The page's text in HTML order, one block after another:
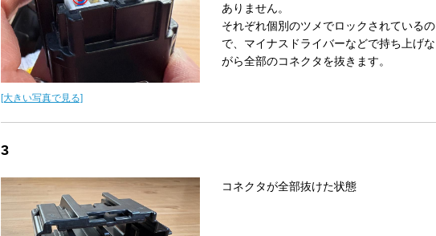
[大きい写真で見る]
ありません。
それぞれ個別のツメでロックされているの
で、マイナスドライバーなどで持ち上げな
がら全部のコネクタを抜きます。
3
コネクタが全部抜けた状態